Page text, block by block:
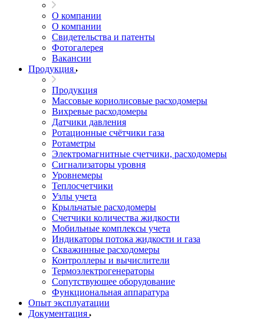
О компании
О компании
Свидетельства и патенты
Фотогалерея
Вакансии
Продукция
Продукция
Массовые кориолисовые расходомеры
Вихревые расходомеры
Датчики давления
Ротационные счётчики газа
Ротаметры
Электромагнитные счетчики, расходомеры
Сигнализаторы уровня
Уровнемеры
Теплосчетчики
Узлы учета
Крыльчатые расходомеры
Счетчики количества жидкости
Мобильные комплексы учета
Индикаторы потока жидкости и газа
Скважинные расходомеры
Контроллеры и вычислители
Термоэлектрогенераторы
Сопутствующее оборудование
Функциональная аппаратура
Опыт эксплуатации
Документация